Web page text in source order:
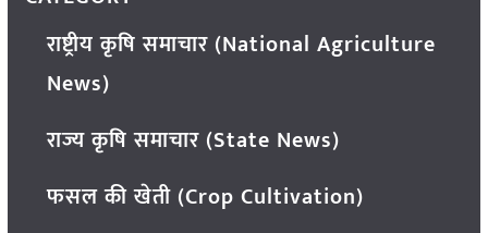
राष्ट्रीय कृषि समाचार (National Agriculture
News)
राज्य कृषि समाचार (State News)
फसल की खेती (Crop Cultivation)